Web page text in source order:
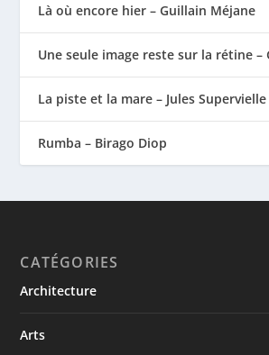
Là où encore hier – Guillain Méjane
Une seule image reste sur la rétine –
La piste et la mare – Jules Supervielle
Rumba – Birago Diop
CATÉGORIES
Architecture
Arts